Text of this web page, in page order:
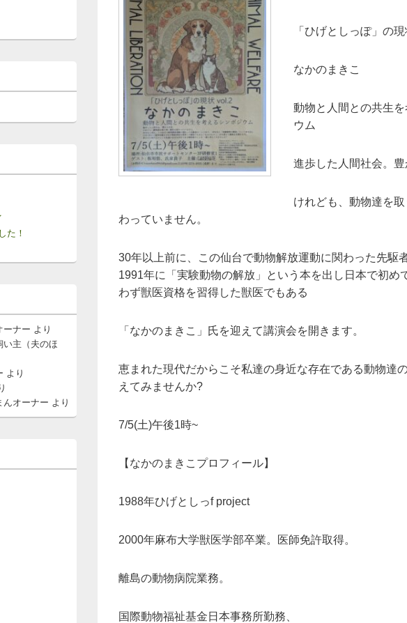
「ひげとしっぽ」の
なかのまきこ
動物と人間との共生
ウム
進歩した人間社会。豊
けれども、動物達を
わっていません。
30年以上前に、この仙台で動物解放運動に関わった先駆
1991年に「実験動物の解放」という本を出し日本で初め
わず獣医資格を習得した獣医でもある
「なかのまきこ」氏を迎えて講演会を開きます。
恵まれた現代だからこそ私達の身近な存在である動物達
えてみませんか?
7/5(土)午後1時~
【なかのまきこプロフィール】
1988年ひげとしっf project
2000年麻布大学獣医学部卒業。医師免許取得。
離島の動物病院業務。
国際動物福祉基金日本事務所勤務、
た！
ーナー より
い主（夫のほ
より
んオーナー より